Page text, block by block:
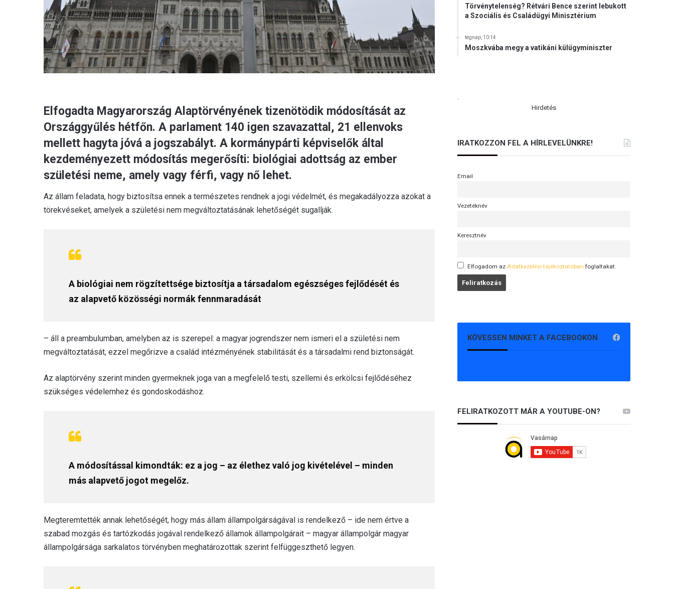
Elfogadta Magyarország Alaptörvényének tizenötödik módosítását az
Országgyűlés hétfőn. A parlament 140 igen szavazattal, 21 ellenvoks
mellett hagyta jóvá a jogszabályt. A kormánypárti képviselők által
kezdeményezett módosítás megerősíti: biológiai adottság az ember
születési neme, amely vagy férfi, vagy nő lehet.
Az állam feladata, hogy biztosítsa ennek a természetes rendnek a jogi védelmét, és megakadályozza azokat a
törekvéseket, amelyek a születési nem megváltoztatásának lehetőségét sugallják.
A biológiai nem rögzítettsége biztosítja a társadalom egészséges fejlődését és
az alapvető közösségi normák fennmaradását
– áll a preambulumban, amelyben az is szerepel: a magyar jogrendszer nem ismeri el a születési nem
megváltoztatását, ezzel megőrizve a család intézményének stabilitását és a társadalmi rend biztonságát.
Az alaptörvény szerint minden gyermeknek joga van a megfelelő testi, szellemi és erkölcsi fejlődéséhez
szükséges védelemhez és gondoskodáshoz.
A módosítással kimondták: ez a jog – az élethez való jog kivételével – minden
más alapvető jogot megelőz.
Megteremtették annak lehetőségét, hogy más állam állampolgárságával is rendelkező – ide nem értve a
szabad mozgás és tartózkodás jogával rendelkező államok állampolgárait – magyar állampolgár magyar
állampolgársága sarkalatos törvényben meghatározottak szerint felfüggeszthető legyen.
Törvénytelenség? Rétvári Bence szerint lebukott
a Szociális és Családügyi Minisztérium
tegnap, 10:14
Moszkvába megy a vatikáni külügyminiszter
.
Hirdetés
IRATKOZZON FEL A HÍRLEVELÜNKRE!
Email
Vezetéknév
Keresztnév
Elfogadom az Adatkezelési tájékoztatóban foglaltakat.
KÖVESSEN MINKET A FACEBOOKON
FELIRATKOZOTT MÁR A YOUTUBE-ON?